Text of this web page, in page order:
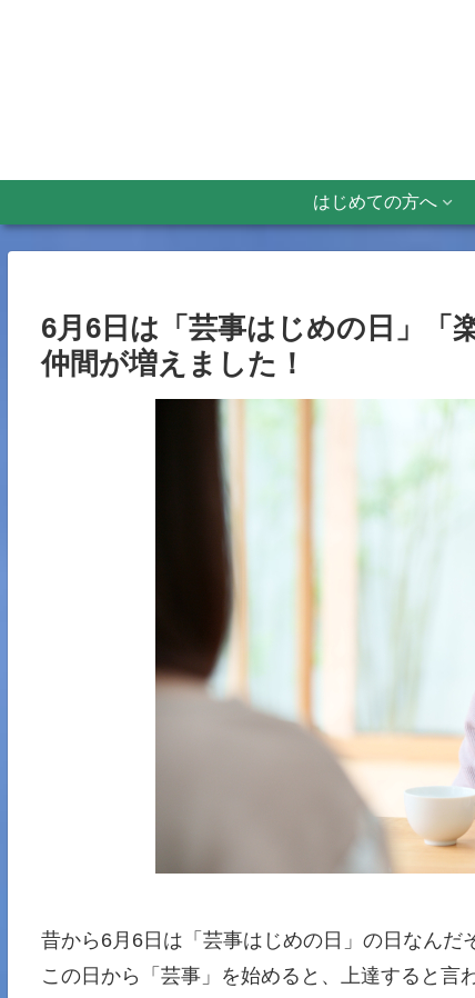
はじめての方へ
6月6日は「芸事はじめの日」「
仲間が増えました！
昔から6月6日は「芸事はじめの日」の日なんだ
この日から「芸事」を始めると、上達すると言